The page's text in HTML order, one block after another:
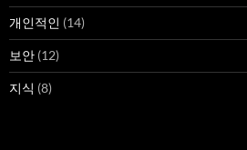
개인적인 (14)
보안 (12)
지식 (8)